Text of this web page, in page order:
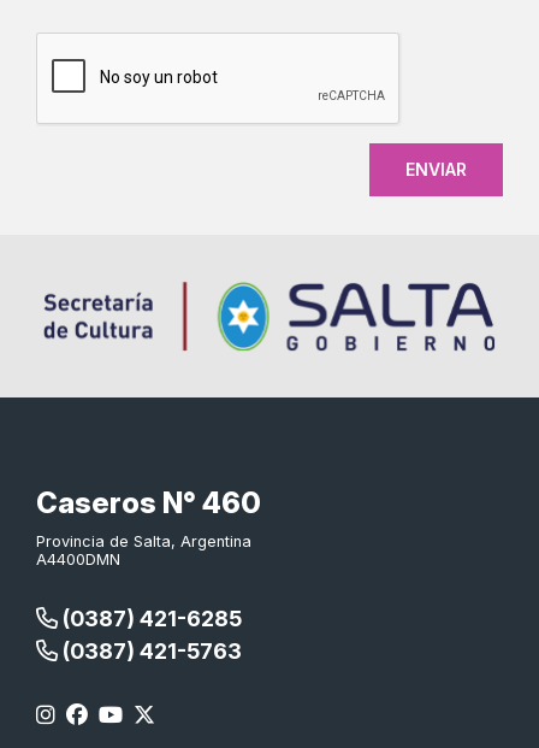
CAPTCHA
Caseros N° 460
Provincia de Salta, Argentina
A4400DMN
(0387) 421-6285
(0387) 421-5763